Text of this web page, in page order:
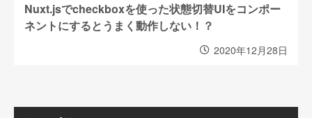
Nuxt.jsでcheckboxを使った状態切替UIをコンポー
ネントにするとうまく動作しない！？
2020年12月28日